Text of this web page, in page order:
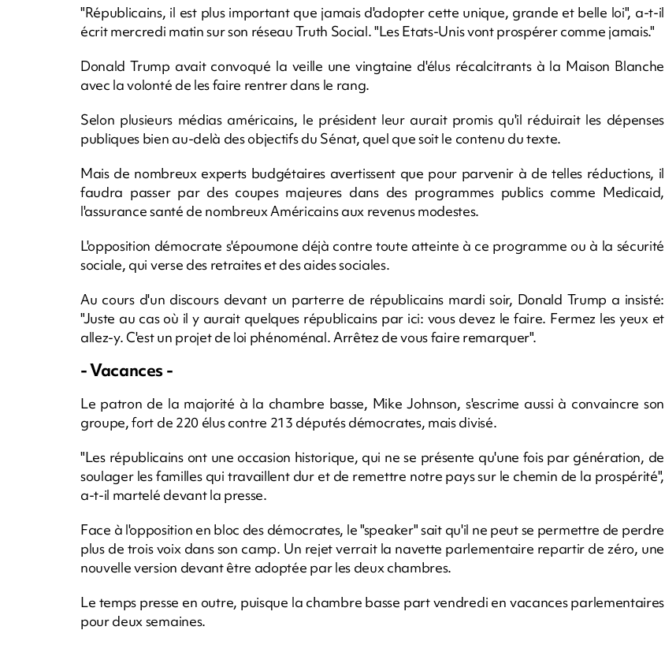
"Républicains, il est plus important que jamais d'adopter cette unique, grande et belle loi", a-t-il
écrit mercredi matin sur son réseau Truth Social. "Les Etats-Unis vont prospérer comme jamais."
Donald Trump avait convoqué la veille une vingtaine d'élus récalcitrants à la Maison Blanche
avec la volonté de les faire rentrer dans le rang.
Selon plusieurs médias américains, le président leur aurait promis qu'il réduirait les dépenses
publiques bien au-delà des objectifs du Sénat, quel que soit le contenu du texte.
Mais de nombreux experts budgétaires avertissent que pour parvenir à de telles réductions, il
faudra passer par des coupes majeures dans des programmes publics comme Medicaid,
l'assurance santé de nombreux Américains aux revenus modestes.
L'opposition démocrate s'époumone déjà contre toute atteinte à ce programme ou à la sécurité
sociale, qui verse des retraites et des aides sociales.
Au cours d'un discours devant un parterre de républicains mardi soir, Donald Trump a insisté:
"Juste au cas où il y aurait quelques républicains par ici: vous devez le faire. Fermez les yeux et
allez-y. C'est un projet de loi phénoménal. Arrêtez de vous faire remarquer".
- Vacances -
Le patron de la majorité à la chambre basse, Mike Johnson, s'escrime aussi à convaincre son
groupe, fort de 220 élus contre 213 députés démocrates, mais divisé.
"Les républicains ont une occasion historique, qui ne se présente qu'une fois par génération, de
soulager les familles qui travaillent dur et de remettre notre pays sur le chemin de la prospérité",
a-t-il martelé devant la presse.
Face à l'opposition en bloc des démocrates, le "speaker" sait qu'il ne peut se permettre de perdre
plus de trois voix dans son camp. Un rejet verrait la navette parlementaire repartir de zéro, une
nouvelle version devant être adoptée par les deux chambres.
Le temps presse en outre, puisque la chambre basse part vendredi en vacances parlementaires
pour deux semaines.